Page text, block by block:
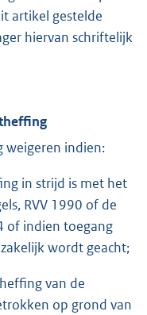
artikel gestelde
hiervan schriftelijk
weigeren indien:
in strijd is met het
RVV 1990 of de
of indien toegang
wordt geacht;
van de
op grond van